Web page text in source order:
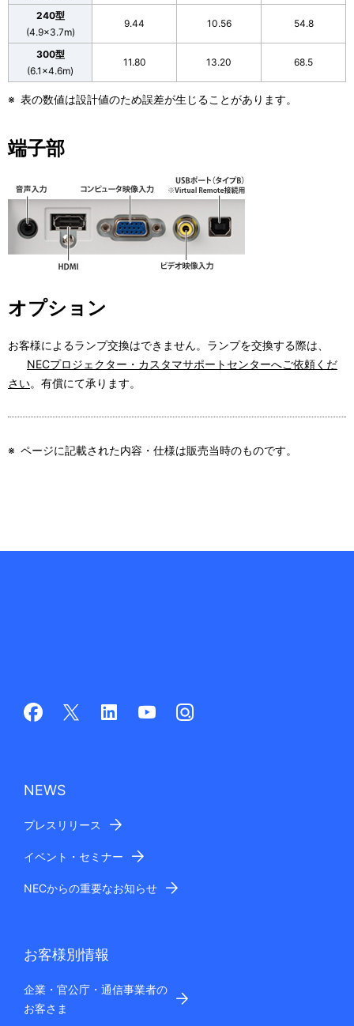
240型
(4.9×3.7m)
9.44 10.56 54.8
300型
(6.1×4.6m)
11.80 13.20 68.5
※ 表の数値は設計値のため誤差が生じることがあります。
端子部
オプション
お客様によるランプ交換はできません。ランプを交換する際は、
NECプロジェクター・カスタマサポートセンターへご依頼くだ
さい。有償にて承ります。
※ ページに記載された内容・仕様は販売当時のものです。
NEWS
プレスリリース
イベント・セミナー
NECからの重要なお知らせ
お客様別情報
企業・官公庁・通信事業者の
お客さま